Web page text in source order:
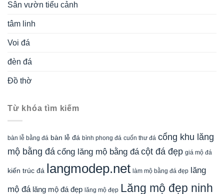
Sân vườn tiểu cảnh
tâm linh
Voi đá
đèn đá
Đồ thờ
Từ khóa tìm kiếm
bàn lễ bằng đá bàn lễ đá bình phong đá cuốn thư đá cổng khu lăng
mộ bằng đá cổng lăng mộ bằng đá cột đá đẹp giá mộ đá
kiến trúc đá langmodep.net làm mộ bằng đá đẹp lăng
mộ đá lăng mộ đá đẹp lăng mộ đẹp Lăng mộ đẹp ninh